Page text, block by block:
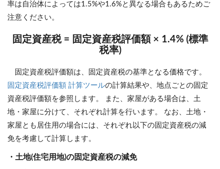
率は自治体によっては1.5%や1.6%と異なる場合もあるためご
注意ください。
固定資産税 = 固定資産税評価額 × 1.4% (標準
税率)
固定資産税評価額は、固定資産税の基準となる価格です。
固定資産税評価額 計算ツールの計算結果や、地点ごとの固定
資産税評価額を参照します。 また、家屋がある場合は、土
地・家屋に分けて、それぞれ計算を行います。 なお、土地・
家屋とも居住用の場合には、それぞれ以下の固定資産税の減
免を考慮して計算します。
・土地(住宅用地)の固定資産税の減免